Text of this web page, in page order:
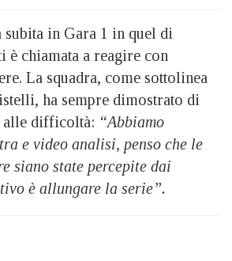
in Gara 1 in quel di
è chiamata a reagire con
La squadra, come sottolinea
ha sempre dimostrato di
alle difficoltà: “Abbiamo
e video analisi, penso che le
siano state percepite dai
è allungare la serie”.